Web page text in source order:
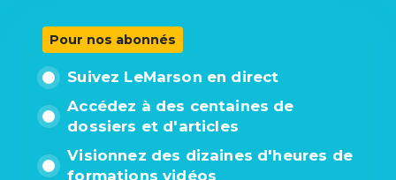
Pour nos abonnés
Suivez LeMarson en direct
Accédez à des centaines de
dossiers et d'articles
Visionnez des dizaines d'heures de
formations vidéos